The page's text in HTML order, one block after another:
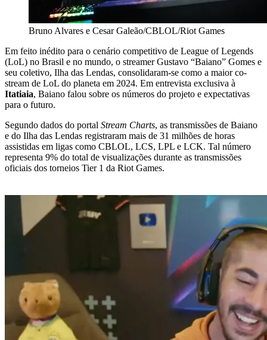
Bruno Alvares e Cesar Galeão/CBLOL/Riot Games
Em feito inédito para o cenário competitivo de League of Legends
(LoL) no Brasil e no mundo, o streamer Gustavo “Baiano” Gomes e
seu coletivo, Ilha das Lendas, consolidaram-se como a maior co-
stream de LoL do planeta em 2024. Em entrevista exclusiva à
Itatiaia, Baiano falou sobre os números do projeto e expectativas
para o futuro.
Segundo dados do portal Stream Charts, as transmissões de Baiano
e do Ilha das Lendas registraram mais de 31 milhões de horas
assistidas em ligas como CBLOL, LCS, LPL e LCK. Tal número
representa 9% do total de visualizações durante as transmissões
oficiais dos torneios Tier 1 da Riot Games.